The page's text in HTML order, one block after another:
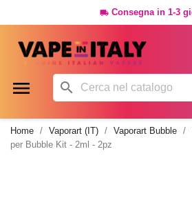
 Consegna in 1-3
 
Home Vaporart (IT) Vaporart Bubble
per Bubble Kit - 2ml - 2pz